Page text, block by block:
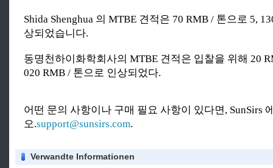
Shida Shenghua 의 MTBE 견적은 70 RMB / 톤으로 5,
상되었습니다.
동명천하이화학회사의 MTBE 견적은 입찰을 위해 20
020 RMB / 톤으로 인상되었다.
어떤 문의 사항이나 구매 필요 사항이 있다면, SunSirs
오.support@sunsirs.com.
Verwandte Informationen